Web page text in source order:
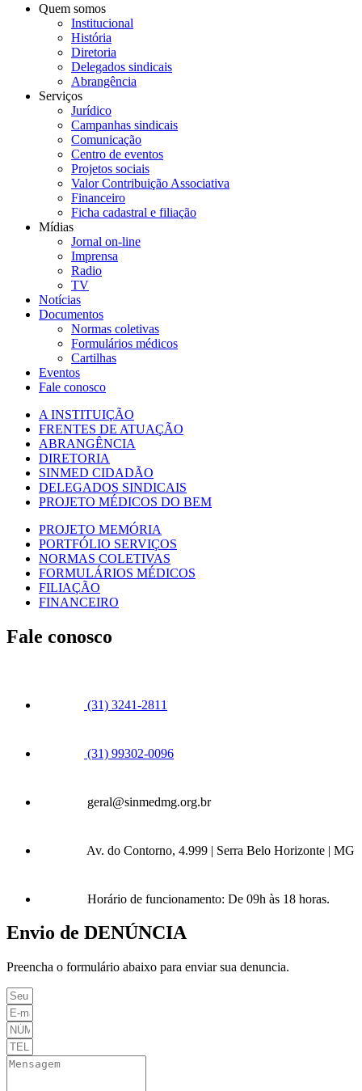
Quem somos
Institucional
História
Diretoria
Delegados sindicais
Abrangência
Serviços
Jurídico
Campanhas sindicais
Comunicação
Centro de eventos
Projetos sociais
Valor Contribuição Associativa
Financeiro
Ficha cadastral e filiação
Mídias
Jornal on-line
Imprensa
Radio
TV
Notícias
Documentos
Normas coletivas
Formulários médicos
Cartilhas
Eventos
Fale conosco
A INSTITUIÇÃO
FRENTES DE ATUAÇÃO
ABRANGÊNCIA
DIRETORIA
SINMED CIDADÃO
DELEGADOS SINDICAIS
PROJETO MÉDICOS DO BEM
PROJETO MEMÓRIA
PORTFÓLIO SERVIÇOS
NORMAS COLETIVAS
FORMULÁRIOS MÉDICOS
FILIAÇÃO
FINANCEIRO
Fale conosco
(31) 3241-2811
(31) 99302-0096
geral@sinmedmg.org.br
Av. do Contorno, 4.999 | Serra Belo Horizonte | MG
Horário de funcionamento: De 09h às 18 horas.
Envio de DENÚNCIA
Preencha o formulário abaixo para enviar sua denuncia.